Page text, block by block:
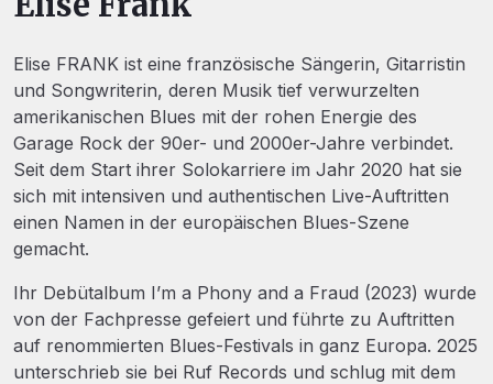
Elise FRANK ist eine französische Sängerin, Gitarristin
und Songwriterin, deren Musik tief verwurzelten
amerikanischen Blues mit der rohen Energie des
Garage Rock der 90er- und 2000er-Jahre verbindet.
Seit dem Start ihrer Solokarriere im Jahr 2020 hat sie
sich mit intensiven und authentischen Live-Auftritten
einen Namen in der europäischen Blues-Szene
gemacht.
Ihr Debütalbum I’m a Phony and a Fraud (2023) wurde
von der Fachpresse gefeiert und führte zu Auftritten
auf renommierten Blues-Festivals in ganz Europa. 2025
unterschrieb sie bei Ruf Records und schlug mit dem